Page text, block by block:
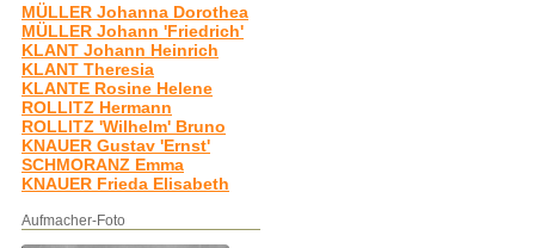
MÜLLER Johanna Dorothea
MÜLLER Johann 'Friedrich'
KLANT Johann Heinrich
KLANT Theresia
KLANTE Rosine Helene
ROLLITZ Hermann
ROLLITZ 'Wilhelm' Bruno
KNAUER Gustav 'Ernst'
SCHMORANZ Emma
KNAUER Frieda Elisabeth
Aufmacher-Foto